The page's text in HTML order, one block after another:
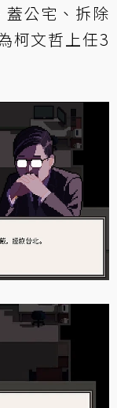
公宅、拆除
柯文哲上任3